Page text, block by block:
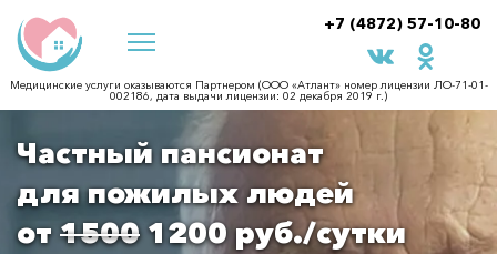
+7 (4872) 57-10-80
Медицинские услуги оказываются Партнером (ООО «Атлант» номер лицензии ЛО-71-01-
002186, дата выдачи лицензии: 02 декабря 2019 г.)
Частный пансионат
для пожилых людей
от 15001200 руб./сутки